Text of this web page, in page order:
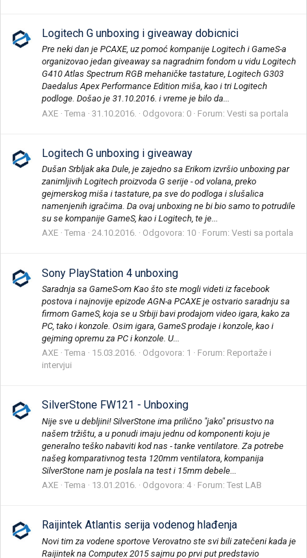
Logitech G unboxing i giveaway dobicnici
Pre neki dan je PCAXE, uz pomoć kompanije Logitech i GameS-a
organizovao jedan giveaway sa nagradnim fondom u vidu Logitech
G410 Atlas Spectrum RGB mehaničke tastature, Logitech G303
Daedalus Apex Performance Edition miša, kao i tri Logitech
podloge. Došao je 31.10.2016. i vreme je bilo da...
AXE Tema 31.10.2016. Odgovora: 0 Forum: Vesti sa portala
Logitech G unboxing i giveaway
Dušan Srbljak aka Dule, je zajedno sa Erikom izvršio unboxing par
zanimljivih Logitech proizvoda G serije - od volana, preko
gejmerskog miša i tastature, pa sve do podloga i slušalica
namenjenih igračima. Da ovaj unboxing ne bi bio samo to potrudile
su se kompanije GameS, kao i Logitech, te je...
AXE Tema 24.10.2016. Odgovora: 10 Forum: Vesti sa portala
Sony PlayStation 4 unboxing
Saradnja sa GameS-om Kao što ste mogli videti iz facebook
postova i najnovije epizode AGN-a PCAXE je ostvario saradnju sa
firmom GameS, koja se u Srbiji bavi prodajom video igara, kako za
PC, tako i konzole. Osim igara, GameS prodaje i konzole, kao i
gejming opremu za PC i konzole. U...
AXE Tema 15.03.2016. Odgovora: 1 Forum: Reportaže i
intervjui
SilverStone FW121 - Unboxing
Nije sve u debljini! SilverStone ima prilično "jako" prisustvo na
našem tržištu, a u ponudi imaju jednu od komponenti koju je
generalno teško nabaviti kod nas - tanke ventilatore. Za potrebe
našeg komparativnog testa 120mm ventilatora, kompanija
SilverStone nam je poslala na test i 15mm debele...
AXE Tema 13.01.2016. Odgovora: 4 Forum: Test LAB
Raijintek Atlantis serija vodenog hlađenja
Novi tim za vodene sportove Verovatno ste svi bili zatečeni kada je
Raijintek na Computex 2015 sajmu po prvi put predstavio